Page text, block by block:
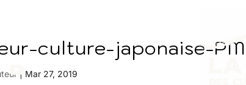
culture-japonaise-PM
| Mar 27, 2019